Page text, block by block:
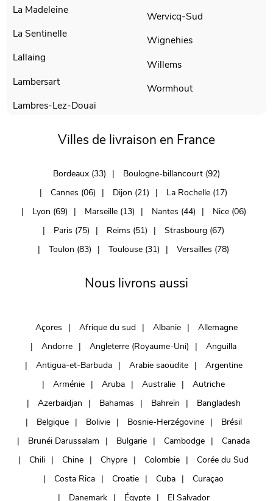
La Madeleine
La Sentinelle
Lallaing
Lambersart
Lambres-Lez-Douai
Wervicq-Sud
Wignehies
Willems
Wormhout
Villes de livraison en France
Bordeaux (33)
Boulogne-billancourt (92)
Cannes (06)
Dijon (21)
La Rochelle (17)
Lyon (69)
Marseille (13) Nantes (44)
Nice (06)
Paris (75)
Reims (51)
Strasbourg (67)
Toulon (83)
Toulouse (31) Versailles (78)
Nous livrons aussi
Açores Afrique du sud Albanie
Allemagne
Andorre
Angleterre (Royaume-Uni)
Anguilla
Antigua-et-Barbuda
Arabie saoudite
Argentine
Arménie
Aruba Australie
Autriche
Azerbaïdjan
Bahamas Bahreïn
Bangladesh
Belgique
Bolivie Bosnie-Herzégovine
Brésil
Brunéi Darussalam
Bulgarie Cambodge
Canada
Chili
Chine Chypre Colombie
Corée du Sud
Costa Rica
Croatie Cuba
Curaçao
Danemark
Égypte El Salvador